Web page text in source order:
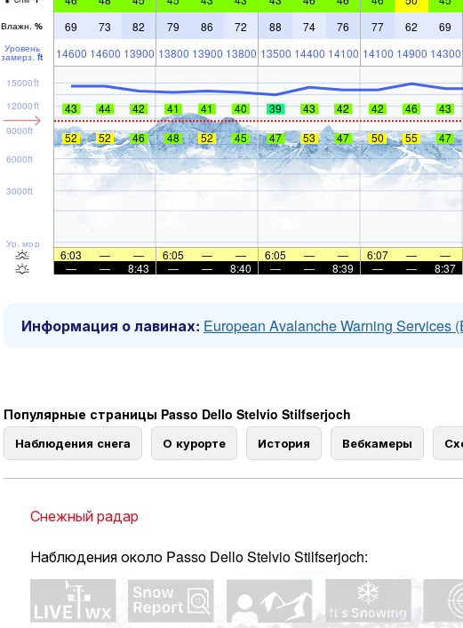
Влажн. % 69 73 82 79 86 72 88 74 76 77 62 69
Уровень
замерз. ft 14600 14600 13900 13800 13900 13800 13500 14400 14100 14100 14900 14300
Ур. моря
3000ft
6000ft
9000ft
12000ft
15000ft
43 44 42 41 41 40 39 43 42 42 46 43
52
52 46 48 52 45 47 53 47 50 55 47
6:03 — — 6:05 — — 6:05 — — 6:07 — —
—
— 8:43 — — 8:40 — — 8:39 — — 8:37
Информация о лавинах: European Avalanche Warning Services
Популярные страницы Passo Dello Stelvio Stilfserjoch
Наблюдения снега О курорте История Вебкамеры
Снежный радар
Наблюдения около Passo Dello Stelvio Stilfserjoch: